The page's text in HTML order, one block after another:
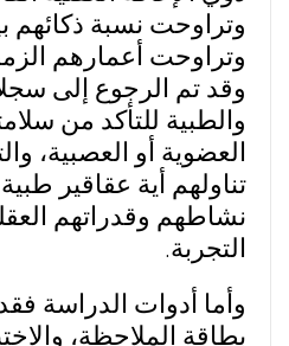
وقد تم الرجوع إلى
والطبية للتأكد من
العضوية أو العصبية،
تناولهم أية عقاقير
نشاطهم وقدراتهم
التجربة.
وأما أدوات الدراسة
بطاقة الملاحظة،